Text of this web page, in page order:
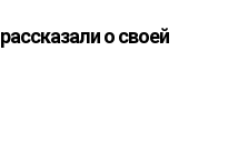
о своей